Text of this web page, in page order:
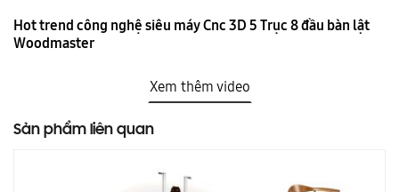
Hot trend công nghệ siêu máy Cnc 3D 5 Trục 8 đầu bàn lật
Woodmaster
Xem thêm video
Sản phẩm liên quan